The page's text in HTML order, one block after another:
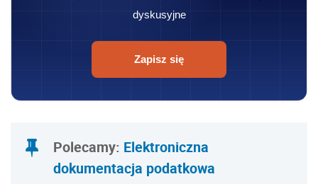
dyskusyjne
Zapisz się
Polecamy: Elektroniczna
dokumentacja podatkowa